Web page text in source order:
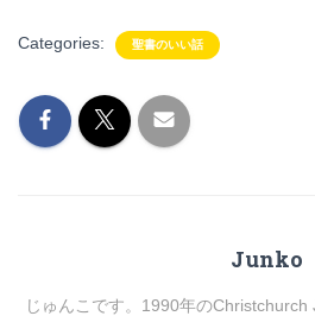
Categories: 聖書のいい話
Junko
じゅんこです。1990年の